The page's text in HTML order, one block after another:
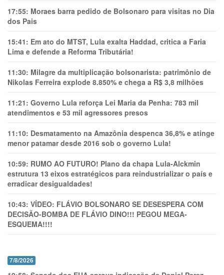
17:55: Moraes barra pedido de Bolsonaro para visitas no Dia
dos Pais
15:41: Em ato do MTST, Lula exalta Haddad, critica a Faria
Lima e defende a Reforma Tributária!
11:30: Milagre da multiplicação bolsonarista: patrimônio de
Nikolas Ferreira explode 8.850% e chega a R$ 3,8 milhões
11:21: Governo Lula reforça Lei Maria da Penha: 783 mil
atendimentos e 53 mil agressores presos
11:10: Desmatamento na Amazônia despenca 36,8% e atinge
menor patamar desde 2016 sob o governo Lula!
10:59: RUMO AO FUTURO! Plano da chapa Lula-Alckmin
estrutura 13 eixos estratégicos para reindustrializar o país e
erradicar desigualdades!
10:43: VÍDEO: FLÁVIO BOLSONARO SE DESESPERA COM
DECISÃO-BOMBA DE FLÁVIO DINO!!! PEGOU MEGA-
ESQUEMA!!!!
7/8/2026